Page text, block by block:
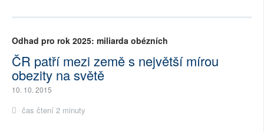
Odhad pro rok 2025: miliarda obézních
ČR patří mezi země s největší mírou
obezity na světě
10. 10. 2015
čas čtení 2 minuty